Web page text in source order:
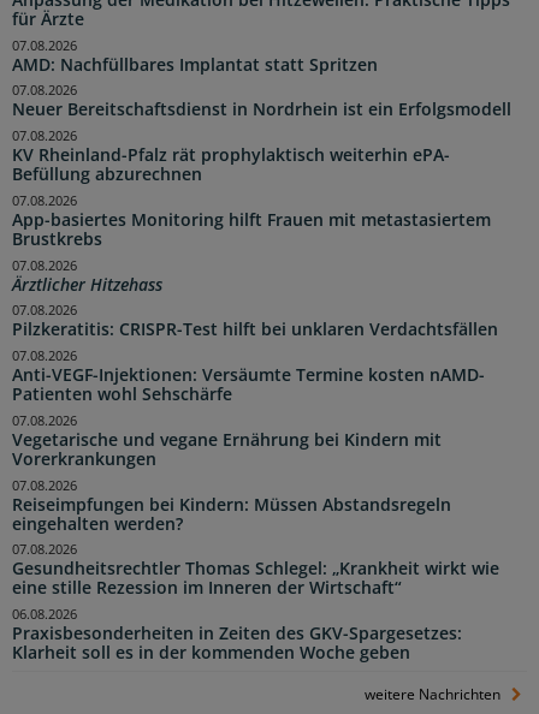
für Ärzte
AMD: Nachfüllbares Implantat statt Spritzen
07.08.2026
Neuer Bereitschaftsdienst in Nordrhein ist ein Erfolgsmodell
07.08.2026
KV Rheinland-Pfalz rät prophylaktisch weiterhin ePA-
Befüllung abzurechnen
07.08.2026
App-basiertes Monitoring hilft Frauen mit metastasiertem
Brustkrebs
07.08.2026
Ärztlicher Hitzehass
07.08.2026
Pilzkeratitis: CRISPR-Test hilft bei unklaren Verdachtsfällen
07.08.2026
Anti-VEGF-Injektionen: Versäumte Termine kosten nAMD-
Patienten wohl Sehschärfe
07.08.2026
Vegetarische und vegane Ernährung bei Kindern mit
Vorerkrankungen
07.08.2026
Reiseimpfungen bei Kindern: Müssen Abstandsregeln
eingehalten werden?
07.08.2026
Gesundheitsrechtler Thomas Schlegel: „Krankheit wirkt wie
eine stille Rezession im Inneren der Wirtschaft“
07.08.2026
Praxisbesonderheiten in Zeiten des GKV-Spargesetzes:
Klarheit soll es in der kommenden Woche geben
06.08.2026
weitere Nachrichten